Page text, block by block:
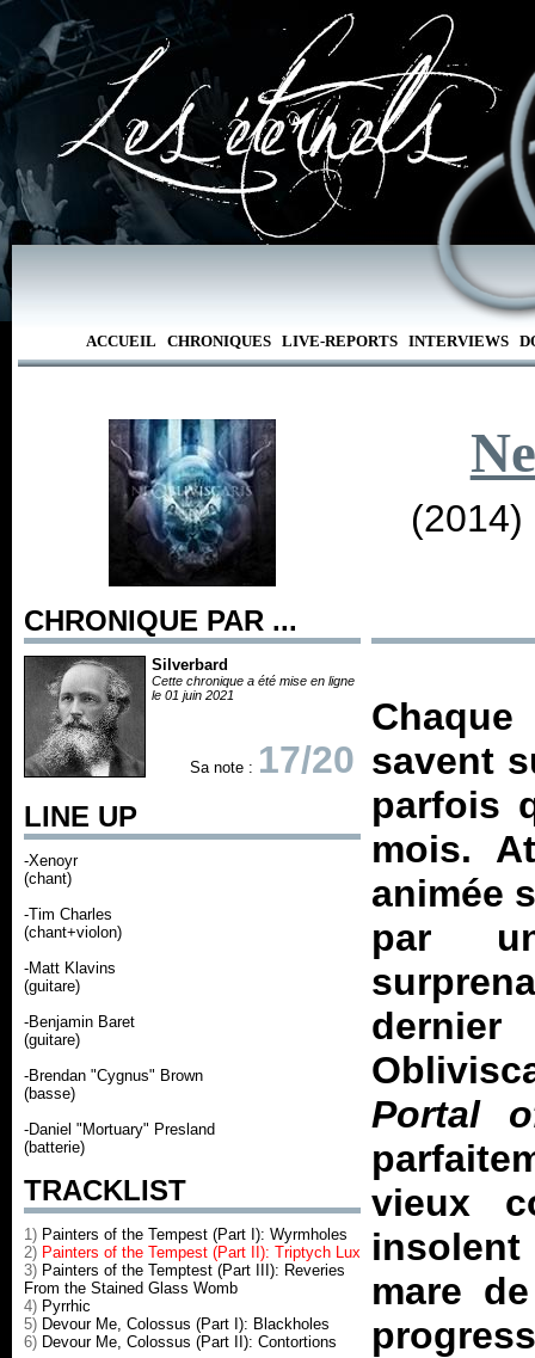
ACCUEIL CHRONIQUES LIVE-REPORTS INTERVIEWS
CHRONIQUE PAR ...
Silverbard
Cette chronique a été mise en ligne
le 01 juin 2021
Sa note : 17/20
LINE UP
-Xenoyr
(chant)
-Tim Charles
(chant+violon)
-Matt Klavins
(guitare)
-Benjamin Baret
(guitare)
-Brendan "Cygnus" Brown
(basse)
-Daniel "Mortuary" Presland
(batterie)
TRACKLIST
1) Painters of the Tempest (Part I): Wyrmholes
2) Painters of the Tempest (Part II): Triptych Lux
3) Painters of the Temptest (Part III): Reveries
From the Stained Glass Womb
4) Pyrrhic
5) Devour Me, Colossus (Part I): Blackholes
6) Devour Me, Colossus (Part II): Contortions
savent
parfois
mois.
animée
par
Portal
vieux
mare